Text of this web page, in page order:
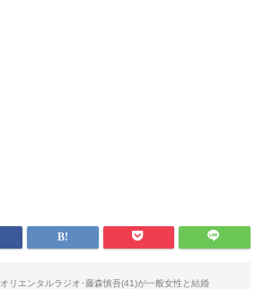
オリエンタルラジオ･藤森慎吾(41)が一般女性と結婚